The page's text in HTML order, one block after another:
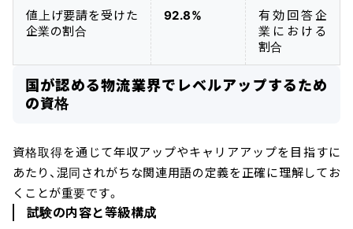
値上げ要請を受けた
企業の割合
92.8%
有効回答企
業における
割合
国が認める物流業界でレベルアップするため
の資格
資格取得を通じて年収アップやキャリアアップを目指すに
あたり、混同されがちな関連用語の定義を正確に理解してお
くことが重要です。
試験の内容と等級構成